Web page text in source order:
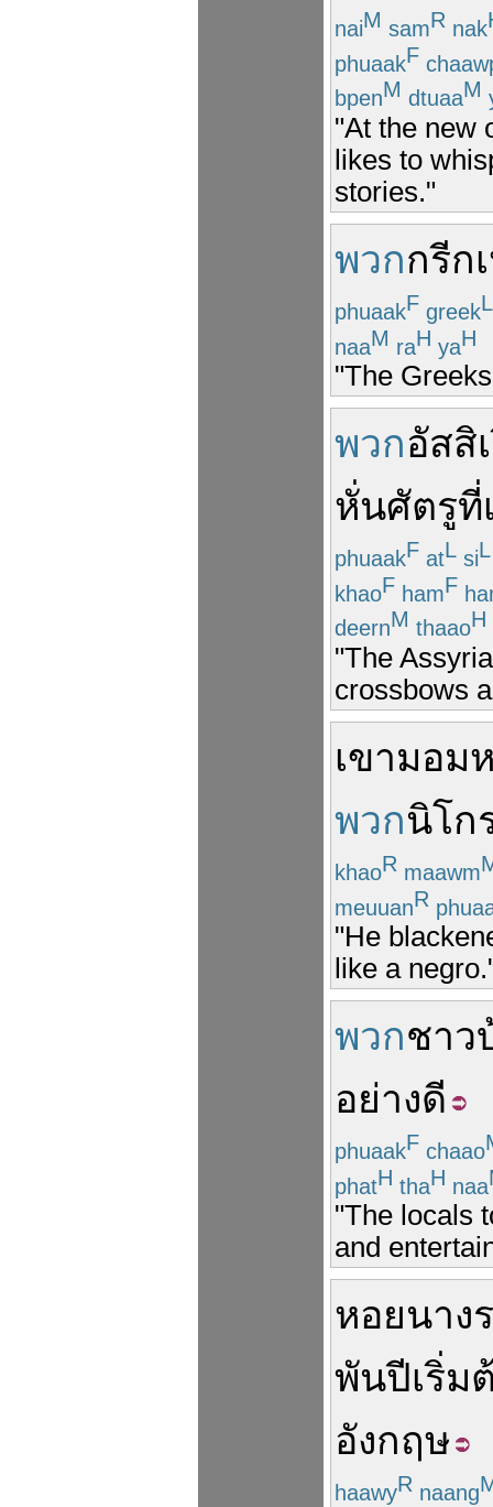
naiM samR nak
phuaakF
bpenM dtuaaM
"At the new
likes to
stories."
พวกกรีก
phuaakF greekL
naaM raH yaH
"The
พวกอัสสิ
หั่นศัตรูที่
phuaakF atL siL
khaoF hamF
deernM thaaoH
"The
crossbows
เขามอม
พวกนิโก
khaoR maawm
meuuanR
"He
like a
พวกชาว
อย่างดี
phuaakF chaao
phatH thaH naa
"The locals
and
หอยนาง
พันปีเริ่ม
อังกฤษ
haawyR naang